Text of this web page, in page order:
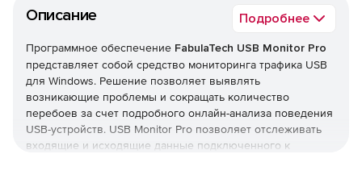
Описание Подробнее
Программное обеспечение FabulaTech USB Monitor Pro
представляет собой средство мониторинга трафика USB
для Windows. Решение позволяет выявлять
возникающие проблемы и сокращать количество
перебоев за счет подробного онлайн-анализа поведения
USB-устройств. USB Monitor Pro позволяет отслеживать
входящие и исходящие данные подключенного к